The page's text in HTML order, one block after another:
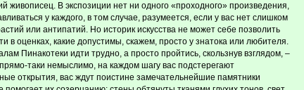
живописец. В экспозиции нет ни одного «проходного» произведения,
у каждого, в том случае, разумеется, если у вас нет слишком
или антипатий. Но историк искусства не может себе позволить
в оценках, какие допустимы, скажем, просто у знатока или любителя.
Пинакотеки идти трудно, а просто пройтись, скользнув взглядом, –
таки немыслимо, на каждом шагу вас подстерегают
открытия, вас ждут поистине замечательнейшие памятники